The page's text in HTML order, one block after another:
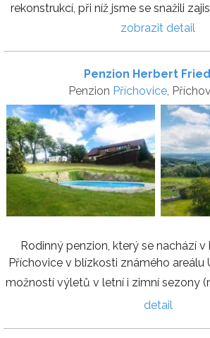
rekonstrukcí, při níž jsme se snažili
zobrazit detail
Penzion Herbert
Penzion Příchovice,
Rodinný penzion, který se nachází
Příchovice v blízkosti známého areálu
možností výletů v letní i zimní sezony
detail